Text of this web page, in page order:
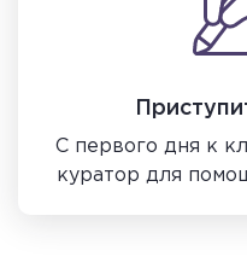
С первого дня к
куратор для